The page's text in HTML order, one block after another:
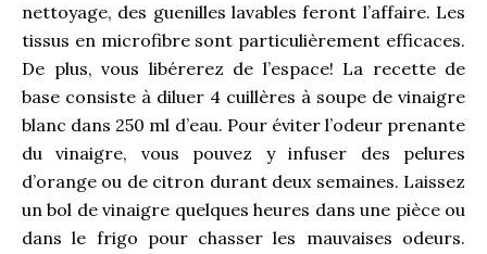
nettoyage, des guenilles lavables feront l’affaire. Les
tissus en microfibre sont particulièrement efficaces.
De plus, vous libérerez de l’espace! La recette de
base consiste à diluer 4 cuillères à soupe de vinaigre
blanc dans 250 ml d’eau. Pour éviter l’odeur prenante
du vinaigre, vous pouvez y infuser des pelures
d’orange ou de citron durant deux semaines. Laissez
un bol de vinaigre quelques heures dans une pièce ou
dans le frigo pour chasser les mauvaises odeurs.